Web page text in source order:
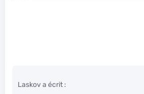
Laskov a écrit :